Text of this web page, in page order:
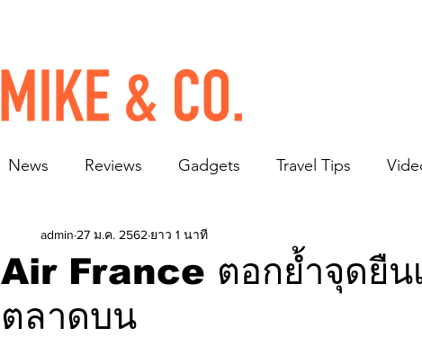
News Reviews Gadgets Travel Tips
Air France ตอกย้ำจุดยืน
ตลาดบน
admin 27 ม.ค. 2562 ยาว 1 นาที